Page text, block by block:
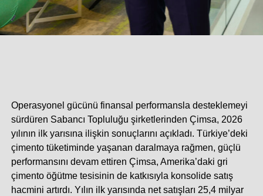
Basın lansmanına özel olarak Türkiye’ye gelen
Tadano
Executive Officer’ı Takashi Fukui
, “Marubeni Dağıtım ve
Servis gibi güçlü ve deneyimli bir iş ortağıyla Türkiye
bir göstergesi. Türkiye, hem kendi potansiyeli hem de
çevre ülkelere açılan stratejik konumuyla Tadano için çok
önemli bir pazar. Marubeni Dağıtım ve Servis’in gücü, bu
vizyonu Türkiye genelinde hayata geçirmemize katkı
sağlayacak; en zorlu projelerde güvenilir iş ortağı olmaya
devam edeceğiz” dedi.
Operasyonel gücünü finansal performansla desteklemeyi
sürdüren Sabancı Topluluğu şirketlerinden Çimsa, 2026
yılının ilk yarısına ilişkin sonuçlarını açıkladı. Türkiye’deki
çimento tüketiminde yaşanan daralmaya rağmen, güçlü
performansını devam ettiren Çimsa, Amerika’daki gri
çimento öğütme tesisinin de katkısıyla konsolide satış
hacmini artırdı. Yılın ilk yarısında net satışları 25,4 milyar